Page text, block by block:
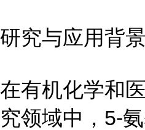
研究与应用背景
在有机化学和
究领域中，5-